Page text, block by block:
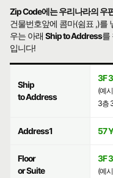
Zip Code에는 우리나라의 우
건물번호앞에 콤마(쉼표 ,)를
우는 아래Ship to Address를
입니다!
Ship
to Address
3F
(예
3층
Address1 57
Floor
or Suite
3F
(예